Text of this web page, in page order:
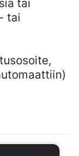
tai
tai